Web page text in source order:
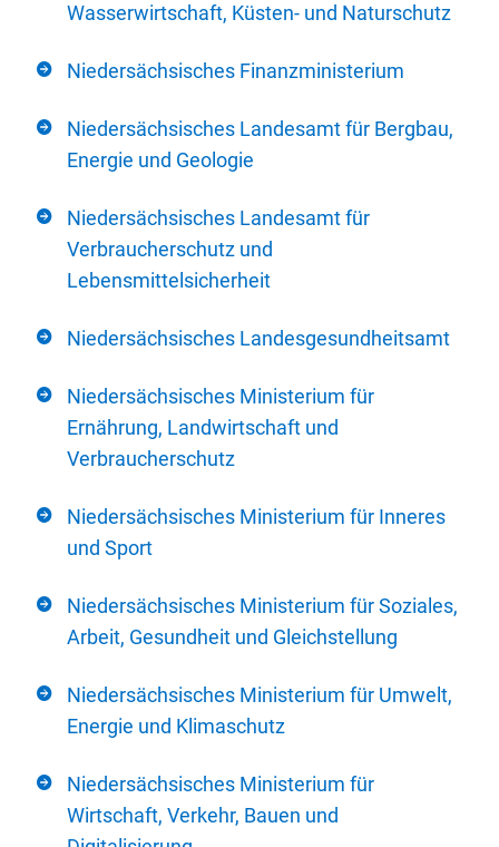
Wasserwirtschaft, Küsten- und Naturschutz
Niedersächsisches Finanzministerium
Niedersächsisches Landesamt für Bergbau,
Energie und Geologie
Niedersächsisches Landesamt für
Verbraucherschutz und
Lebensmittelsicherheit
Niedersächsisches Landesgesundheitsamt
Niedersächsisches Ministerium für
Ernährung, Landwirtschaft und
Verbraucherschutz
Niedersächsisches Ministerium für Inneres
und Sport
Niedersächsisches Ministerium für Soziales,
Arbeit, Gesundheit und Gleichstellung
Niedersächsisches Ministerium für Umwelt,
Energie und Klimaschutz
Niedersächsisches Ministerium für
Wirtschaft, Verkehr, Bauen und